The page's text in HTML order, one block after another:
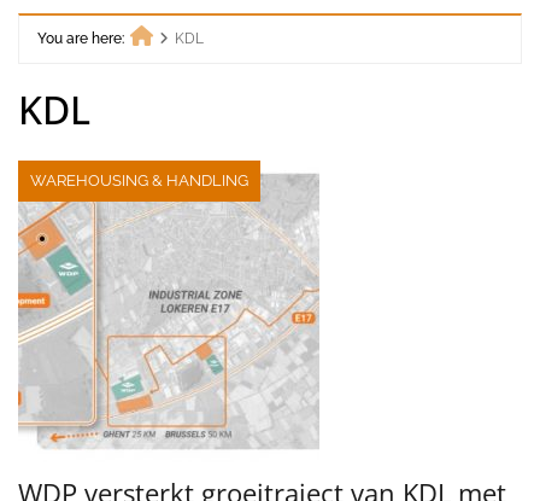
You are here:
KDL
KDL
WAREHOUSING & HANDLING
WDP versterkt groeitraject van KDL met